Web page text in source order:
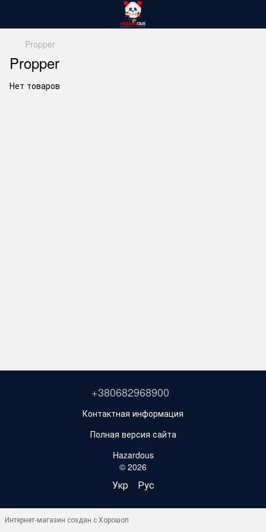
Propper
Propper
Нет товаров
+380682968900
Контактная информация
Полная версия сайта
Hazardous
© 2026
Укр Рус
Интернет-магазин создан с Хорошоп